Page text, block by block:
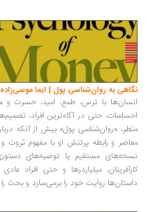
نگاهی به روان‌شناسی پول | ایما موسی‌زاده
انسان‌ها با ترس، طمع، امید، حسرت و
احساسات، حتی در آگاه‌ترین افراد،
منظر، «روان‌شناسی پول» بیش از آنکه
معاصر و رابطه پرتنش او با مفهوم ثروت و
نسخه‌های مستقیم یا توصیه‌های
کارآفرینان، میلیاردرها و حتی افراد
داستان‌ها روایت خود را برمی‌سازد و بحث